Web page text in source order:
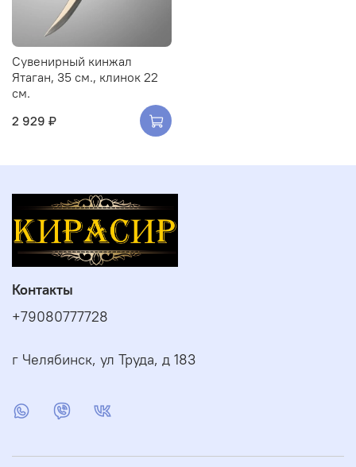
Сувенирный кинжал
Ятаган, 35 см., клинок 22
см.
2 929 ₽
Контакты
+79080777728
г Челябинск, ул Труда, д 183